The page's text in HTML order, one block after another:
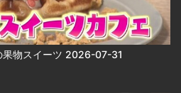
果物スイーツ 2026-07-31